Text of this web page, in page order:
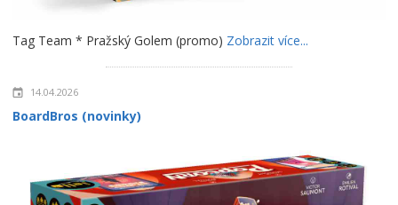
Tag Team * Pražský Golem (promo) Zobrazit více...
14.04.2026
BoardBros (novinky)